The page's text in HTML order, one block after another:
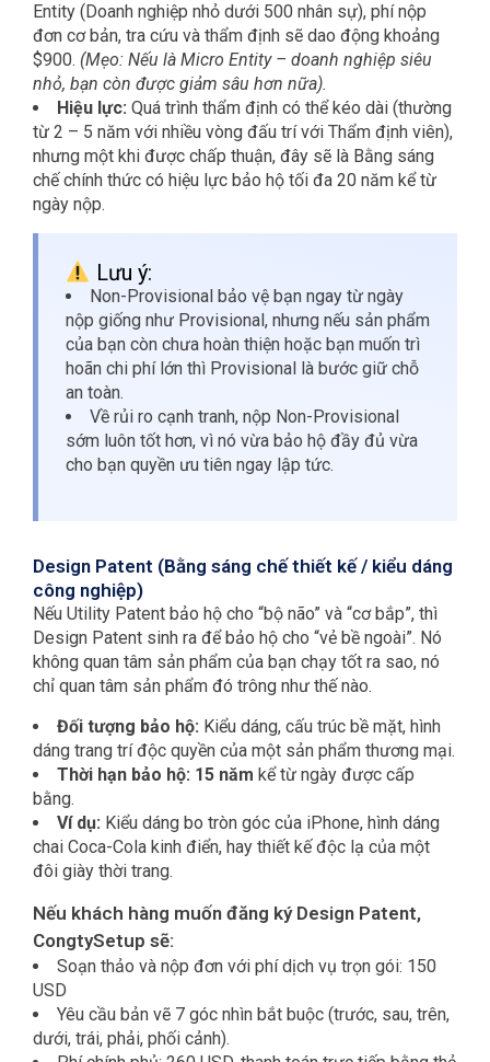
Entity (Doanh nghiệp nhỏ dưới 500 nhân sự), phí nộp
đơn cơ bản, tra cứu và thẩm định sẽ dao động khoảng
$900. (Mẹo: Nếu là Micro Entity – doanh nghiệp siêu
nhỏ, bạn còn được giảm sâu hơn nữa).
Hiệu lực: Quá trình thẩm định có thể kéo dài (thường
từ 2 – 5 năm với nhiều vòng đấu trí với Thẩm định viên),
nhưng một khi được chấp thuận, đây sẽ là Bằng sáng
chế chính thức có hiệu lực bảo hộ tối đa 20 năm kể từ
ngày nộp.
Lưu ý:
Non-Provisional bảo vệ bạn ngay từ ngày
nộp giống như Provisional, nhưng nếu sản phẩm
của bạn còn chưa hoàn thiện hoặc bạn muốn trì
hoãn chi phí lớn thì Provisional là bước giữ chỗ
an toàn.
Về rủi ro cạnh tranh, nộp Non-Provisional
sớm luôn tốt hơn, vì nó vừa bảo hộ đầy đủ vừa
cho bạn quyền ưu tiên ngay lập tức.
Design Patent (Bằng sáng chế thiết kế / kiểu dáng
công nghiệp)
Nếu Utility Patent bảo hộ cho “bộ não” và “cơ bắp”, thì
Design Patent sinh ra để bảo hộ cho “vẻ bề ngoài”. Nó
không quan tâm sản phẩm của bạn chạy tốt ra sao, nó
chỉ quan tâm sản phẩm đó trông như thế nào.
Đối tượng bảo hộ: Kiểu dáng, cấu trúc bề mặt, hình
dáng trang trí độc quyền của một sản phẩm thương mại.
Thời hạn bảo hộ: 15 năm kể từ ngày được cấp
bằng.
Ví dụ: Kiểu dáng bo tròn góc của iPhone, hình dáng
chai Coca-Cola kinh điển, hay thiết kế độc lạ của một
đôi giày thời trang.
Nếu khách hàng muốn đăng ký Design Patent,
CongtySetup sẽ:
Soạn thảo và nộp đơn với phí dịch vụ trọn gói: 150
USD
Yêu cầu bản vẽ 7 góc nhìn bắt buộc (trước, sau, trên,
dưới, trái, phải, phối cảnh).